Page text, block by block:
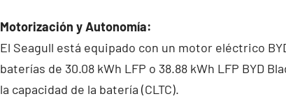
Motorización y Autonomía:
El Seagull está equipado con un motor eléctrico
baterías de 30.08 kWh LFP o 38.88 kWh LFP BYD
la capacidad de la batería (CLTC).